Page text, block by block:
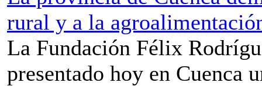
rural y a la
La Fundación Félix
presentado hoy en Cuenca